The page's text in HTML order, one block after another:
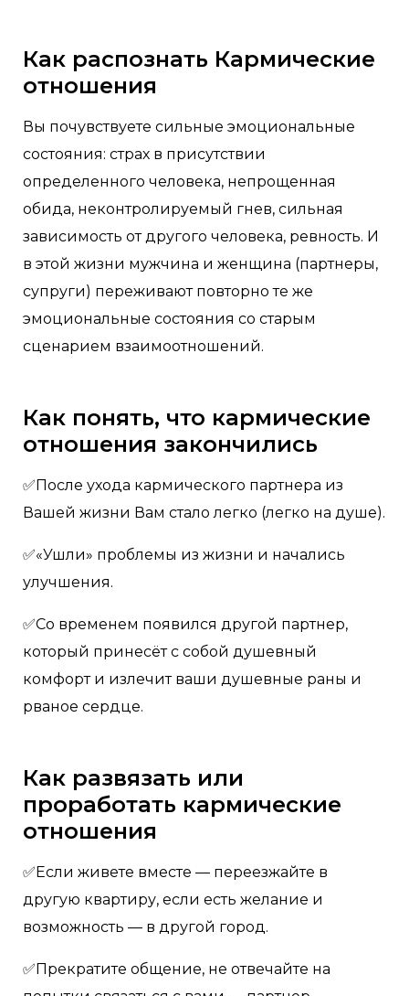
Как распознать Кармические
отношения
Вы почувствуете сильные эмоциональные
состояния: страх в присутствии
определенного человека, непрощенная
обида, неконтролируемый гнев, сильная
зависимость от другого человека, ревность. И
в этой жизни мужчина и женщина (партнеры,
супруги) переживают повторно те же
эмоциональные состояния со старым
сценарием взаимоотношений.
Как понять, что кармические
отношения закончились
✅После ухода кармического партнера из
Вашей жизни Вам стало легко (легко на душе).
✅«Ушли» проблемы из жизни и начались
улучшения.
✅Со временем появился другой партнер,
который принесëт с собой душевный
комфорт и излечит ваши душевные раны и
рваное сердце.
Как развязать или
проработать кармические
отношения
✅Если живете вместе — переезжайте в
другую квартиру, если есть желание и
возможность — в другой город.
✅Прекратите общение, не отвечайте на